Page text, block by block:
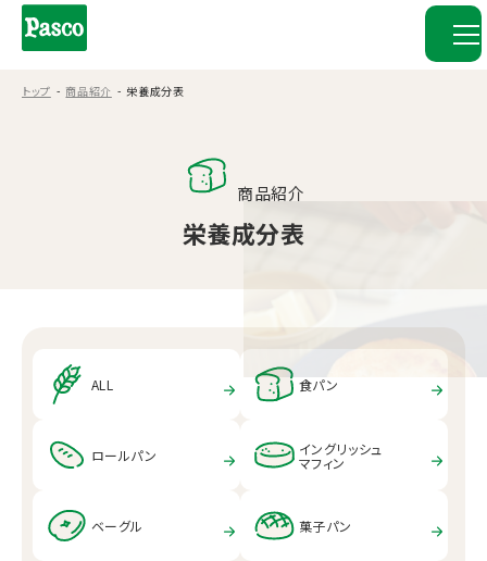
トップ 商品紹介 栄養成分表
商品紹介
栄養成分表
ALL 食パン
ロールパン イングリッシュ
マフィン
ベーグル 菓子パン